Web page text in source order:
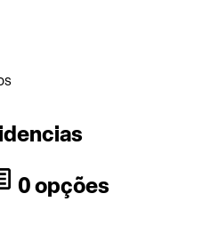
0 opções